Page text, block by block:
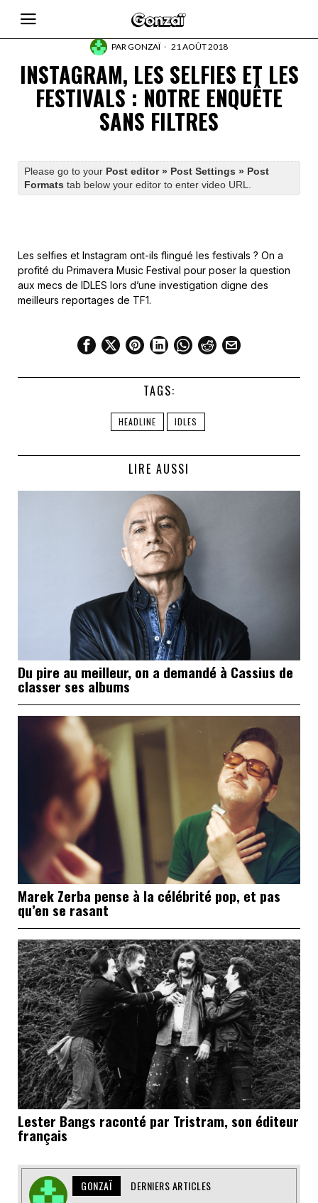
PARGONZAÏ 21 AOÛT 2018
INSTAGRAM, LES SELFIES ET LES
FESTIVALS : NOTRE ENQUÊTE
SANS FILTRES
Please go to your Post editor » Post Settings » Post
Formats tab below your editor to enter video URL.
Les selfies et Instagram ont-ils flingué les festivals ? On a
profité du Primavera Music Festival pour poser la question
aux mecs de IDLES lors d’une investigation digne des
meilleurs reportages de TF1.
TAGS:
HEADLINE IDLES
LIRE AUSSI
Du pire au meilleur, on a demandé à Cassius de
classer ses albums
Marek Zerba pense à la célébrité pop, et pas
qu’en se rasant
Lester Bangs raconté par Tristram, son éditeur
français
GONZAÏ DERNIERS ARTICLES